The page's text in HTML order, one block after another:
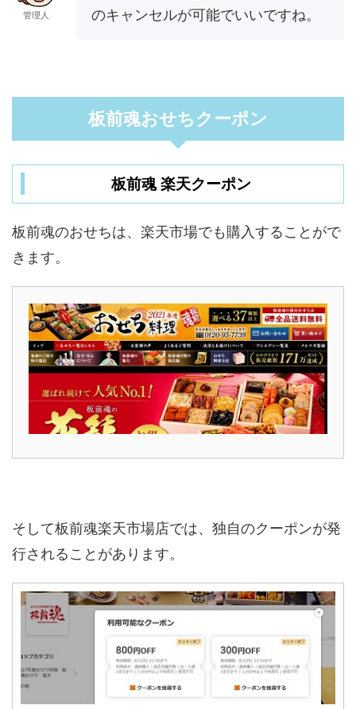
管理人
のキャンセルが可能でいいですね。
板前魂おせちクーポン
板前魂 楽天クーポン
板前魂のおせちは、楽天市場でも購入することがで
きます。
そして板前魂楽天市場店では、独自のクーポンが発
行されることがあります。